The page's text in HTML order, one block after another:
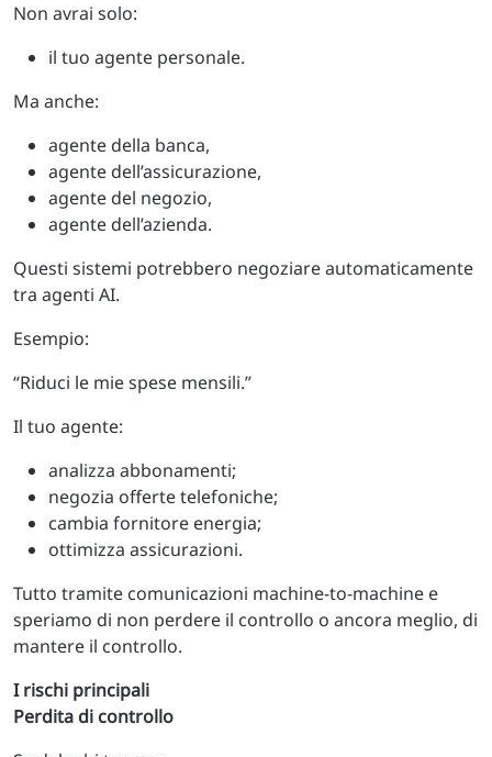
Non avrai solo:
il tuo agente personale.
Ma anche:
agente della banca,
agente dell’assicurazione,
agente del negozio,
agente dell’azienda.
Questi sistemi potrebbero negoziare automaticamente
tra agenti AI.
Esempio:
“Riduci le mie spese mensili.”
Il tuo agente:
analizza abbonamenti;
negozia offerte telefoniche;
cambia fornitore energia;
ottimizza assicurazioni.
Tutto tramite comunicazioni machine-to-machine e
speriamo di non perdere il controllo o ancora meglio, di
mantere il controllo.
I rischi principali
Perdita di controllo